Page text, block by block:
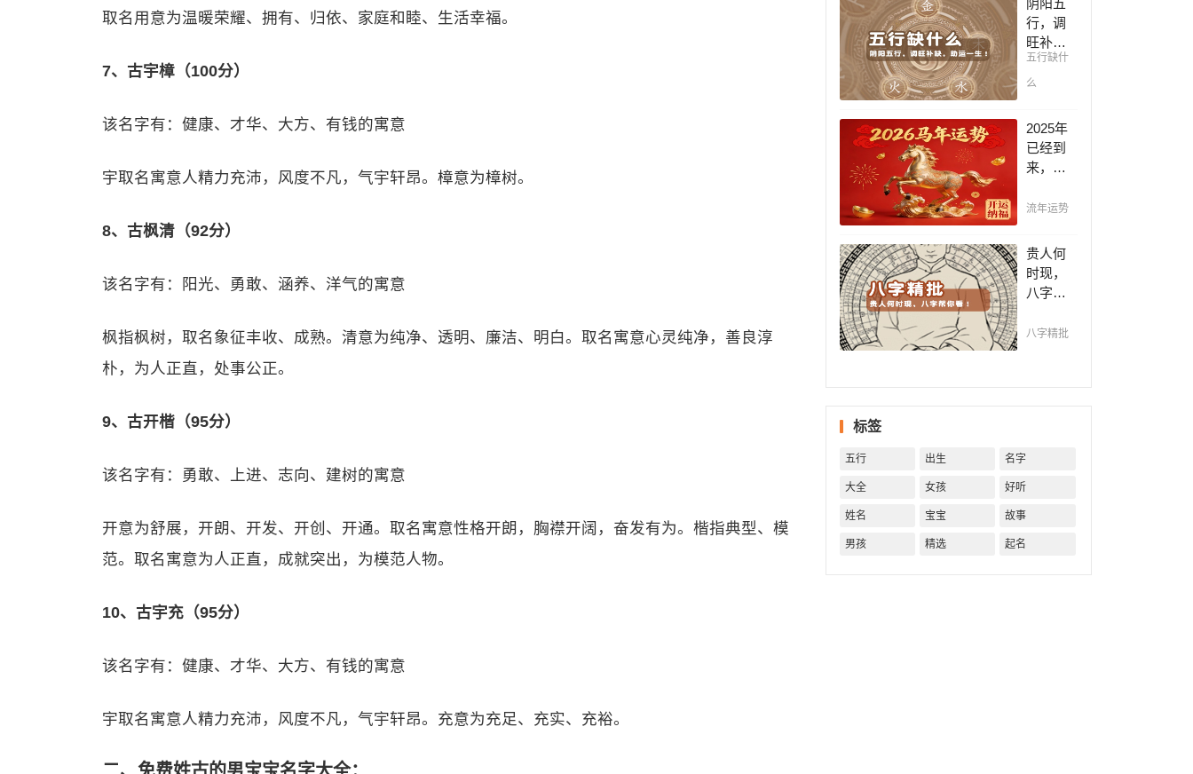
取名用意为温暖荣耀、拥有、归依、家庭和睦、生活幸福。
7、古宇樟（100分）
该名字有：健康、才华、大方、有钱的寓意
宇取名寓意人精力充沛，风度不凡，气宇轩昂。樟意为樟树。
8、古枫清（92分）
该名字有：阳光、勇敢、涵养、洋气的寓意
枫指枫树，取名象征丰收、成熟。清意为纯净、透明、廉洁、明白。取名寓意心灵纯净，善良淳
朴，为人正直，处事公正。
9、古开楷（95分）
该名字有：勇敢、上进、志向、建树的寓意
开意为舒展，开朗、开发、开创、开通。取名寓意性格开朗，胸襟开阔，奋发有为。楷指典型、模
范。取名寓意为人正直，成就突出，为模范人物。
10、古宇充（95分）
该名字有：健康、才华、大方、有钱的寓意
宇取名寓意人精力充沛，风度不凡，气宇轩昂。充意为充足、充实、充裕。
来命运
全知
晓。
阴阳五
行，调
旺补
缺，助
运一
晓五
行，把
控起伏
波澜，
缺，助
一生！
五行缺什
么
2025年
已经到
来，如
把握先
吉避
凶，不
走弯
路，点
查看！
流年运势
贵人何
时现，
八字帮
平阴阳
八字精批
标签
五行 出生 名字
大全 女孩 好听
姓名 宝宝 故事
男孩 精选 起名